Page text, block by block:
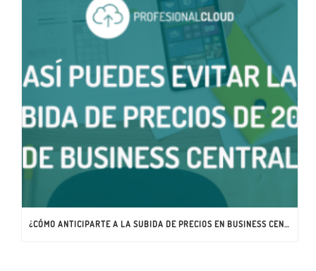
¿CÓMO ANTICIPARTE A LA SUBIDA DE PRECIOS EN BUSINESS CENTRAL?